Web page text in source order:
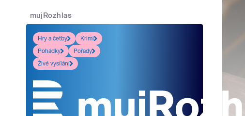
mujRozhlas
Hry a četby
Krimi
Pohádky
Pořady
Živé vysílání